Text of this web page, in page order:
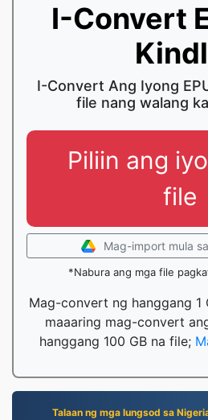
I-Convert
I-Convert Ang Iyong
file nang walang
Piliin ang
file
Mag-import mula
*Nabura ang mga file
Mag-convert ng hanggang 1
maaaring mag-convert
hanggang 100 GB na file;
Talaan ng mga lungsod sa